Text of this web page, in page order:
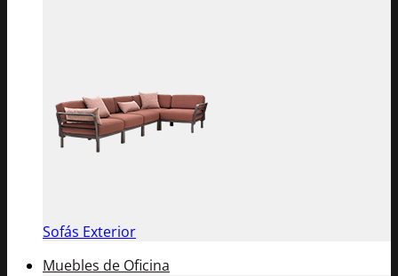
Sofás Exterior
Muebles de Oficina